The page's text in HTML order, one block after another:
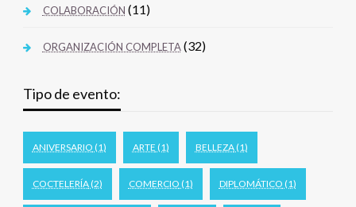
COLABORACIÓN (11)
ORGANIZACIÓN COMPLETA(32)
Tipo de evento:
ANIVERSARIO (1) ARTE (1) BELLEZA(1)
COCTELERÍA(2) COMERCIO (1) DIPLOMÁTICO (1)